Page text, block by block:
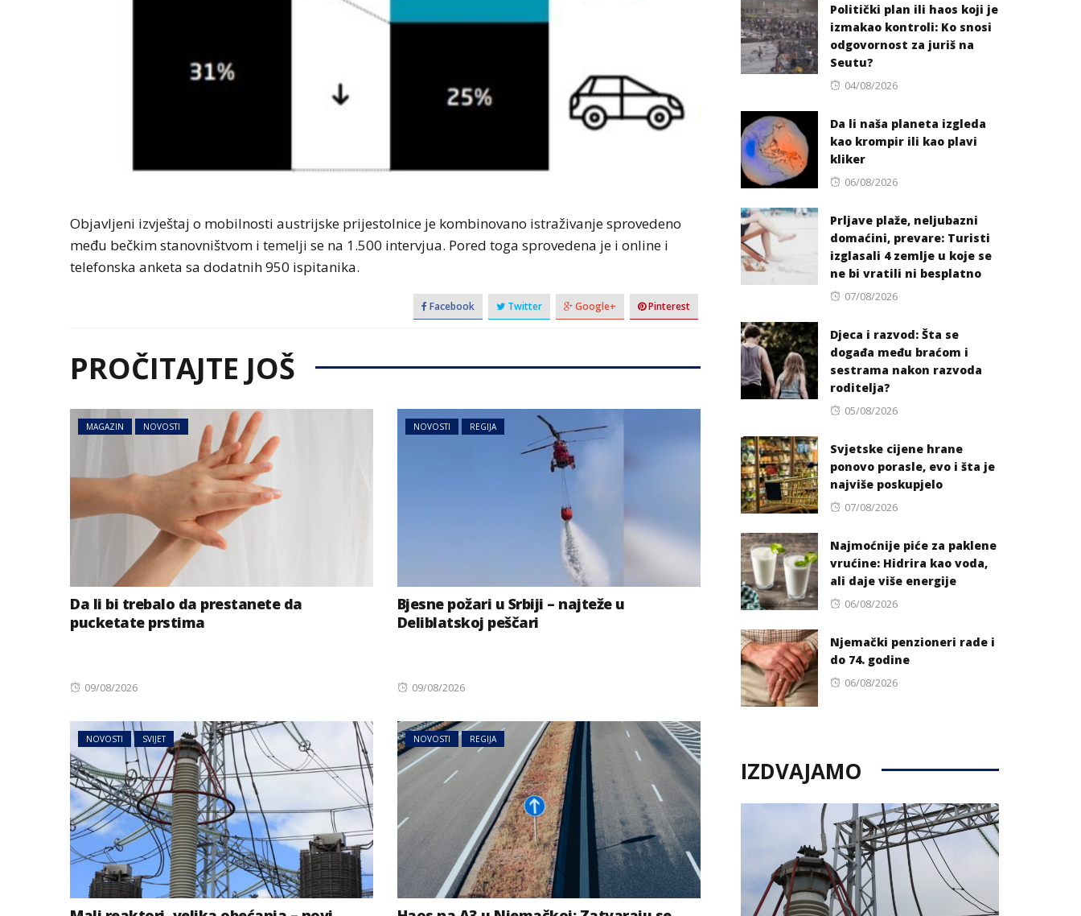
Objavljeni izvještaj o mobilnosti austrijske prijestolnice je kombinovano istraživanje sprovedeno
među bečkim stanovništvom i temelji se na 1.500 intervjua. Pored toga sprovedena je i online i
telefonska anketa sa dodatnih 950 ispitanika.
Facebook Twitter Google+ Pinterest
PROČITAJTE JOŠ
MAGAZIN NOVOSTI
Da li bi trebalo da prestanete da
pucketate prstima
Posted
09/08/2026
NOVOSTI REGIJA
Bjesne požari u Srbiji – najteže u
Deliblatskoj peščari
Posted
09/08/2026
NOVOSTI SVIJET NOVOSTI REGIJA
Politički plan ili haos koji je
izmakao kontroli: Ko snosi
odgovornost za juriš na
Seutu?
Posted
04/08/2026
Da li naša planeta izgleda
kao krompir ili kao plavi
kliker
Posted
06/08/2026
Prljave plaže, neljubazni
domaćini, prevare: Turisti
izglasali 4 zemlje u koje se
ne bi vratili ni besplatno
Posted
07/08/2026
Djeca i razvod: Šta se
događa među braćom i
sestrama nakon razvoda
roditelja?
Posted
05/08/2026
Svjetske cijene hrane
ponovo porasle, evo i šta je
najviše poskupjelo
Posted
07/08/2026
Najmoćnije piće za paklene
vrućine: Hidrira kao voda,
ali daje više energije
Posted
06/08/2026
Njemački penzioneri rade i
do 74. godine
Posted
06/08/2026
IZDVAJAMO